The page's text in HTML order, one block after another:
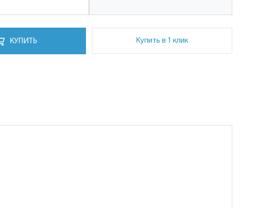
КУПИТЬ Купить в 1 клик